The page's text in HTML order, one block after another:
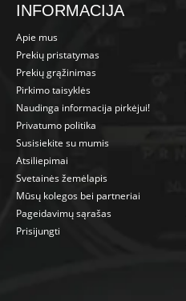
INFORMACIJA
Apie mus
Prekių pristatymas
Prekių grąžinimas
Pirkimo taisyklės
Naudinga informacija pirkėjui!
Privatumo politika
Susisiekite su mumis
Atsiliepimai
Svetainės žemėlapis
Mūsų kolegos bei partneriai
Pageidavimų sąrašas
Prisijungti